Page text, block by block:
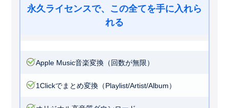
永久ライセンスで、この全てを手に入れら
れる
Apple Music音楽変換（回数が無限）
1Clickでまとめ変換（Playlist/Artist/Album）